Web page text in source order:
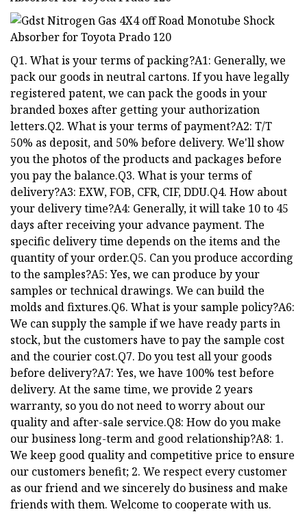
Q1. What is your terms of packing?A1: Generally, we
pack our goods in neutral cartons. If you have legally
registered patent, we can pack the goods in your
branded boxes after getting your authorization
letters.Q2. What is your terms of payment?A2: T/T
50% as deposit, and 50% before delivery. We'll show
you the photos of the products and packages before
you pay the balance.Q3. What is your terms of
delivery?A3: EXW, FOB, CFR, CIF, DDU.Q4. How about
your delivery time?A4: Generally, it will take 10 to 45
days after receiving your advance payment. The
specific delivery time depends on the items and the
quantity of your order.Q5. Can you produce according
to the samples?A5: Yes, we can produce by your
samples or technical drawings. We can build the
molds and fixtures.Q6. What is your sample policy?A6:
We can supply the sample if we have ready parts in
stock, but the customers have to pay the sample cost
and the courier cost.Q7. Do you test all your goods
before delivery?A7: Yes, we have 100% test before
delivery. At the same time, we provide 2 years
warranty, so you do not need to worry about our
quality and after-sale service.Q8: How do you make
our business long-term and good relationship?A8: 1.
We keep good quality and competitive price to ensure
our customers benefit; 2. We respect every customer
as our friend and we sincerely do business and make
friends with them. Welcome to cooperate with us.